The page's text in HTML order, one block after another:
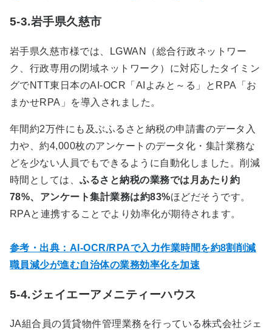
5-3.岩手県久慈市
岩手県久慈市様では、 LGWAN
（総合行政ネットワー
ク、行政専用の閉域ネットワーク）に対応したタイミン
グでNTT東日本のAI-OCR 「 AI よみと～る」と RPA 「お
まかせRPA 」を導入されました。
年間約2万件にも及ぶふるさと納税の申請書のデータ入
力や、約4,000枚のアンケートのデータ化・集計業務な
どを少ない人員でもできるように自動化しました。削減
時間としては、ふるさと納税の業務では月あたり約
78%、アンケート集計業務は約83%ほどだそうです。
RPAと連携することでより効率化が期待されます。
参考・出典：AI-OCR/RPAで入力作業時間を約8割削減
職員減少が進む自治体の業務効率化を加速
5-4.ジェイエーアメニティーハウス
JA組合員の賃貸物件管理業務を行っている株式会社ジェ